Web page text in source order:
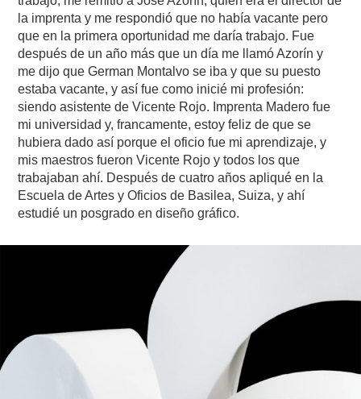
la imprenta y me respondió que no había vacante pero
que en la primera oportunidad me daría trabajo. Fue
después de un año más que un día me llamó Azorín y
me dijo que German Montalvo se iba y que su puesto
estaba vacante, y así fue como inicié mi profesión:
siendo asistente de Vicente Rojo. Imprenta Madero fue
mi universidad y, francamente, estoy feliz de que se
hubiera dado así porque el oficio fue mi aprendizaje, y
mis maestros fueron Vicente Rojo y todos los que
trabajaban ahí. Después de cuatro años apliqué en la
Escuela de Artes y Oficios de Basilea, Suiza, y ahí
estudié un posgrado en diseño gráfico.